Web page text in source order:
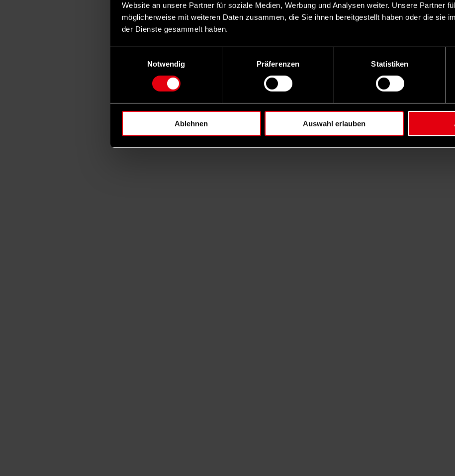
Website an unsere Partner für soziale Medien, Werbung und Analysen weiter. Unsere Partner
möglicherweise mit weiteren Daten zusammen, die Sie ihnen bereitgestellt haben oder die sie
der Dienste gesammelt haben.
Notwendig
Präferenzen Statistiken
Ablehnen Auswahl erlauben